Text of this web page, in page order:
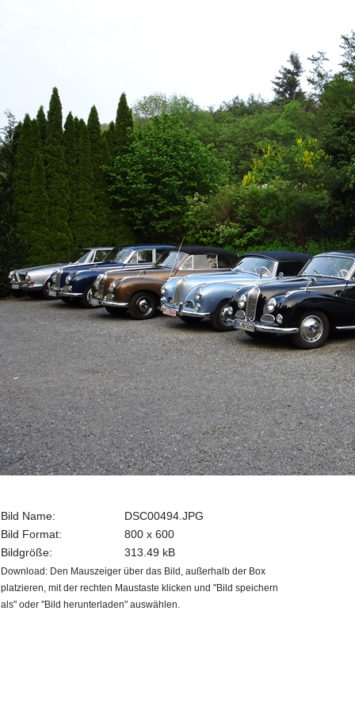
Bild Name:
DSC00494.JPG
Bild Format:
800 x 600
Bildgröße:
313.49 kB
Download: Den Mauszeiger über das Bild, außerhalb der Box
platzieren, mit der rechten Maustaste klicken und "Bild speichern
als" oder "Bild herunterladen" auswählen.